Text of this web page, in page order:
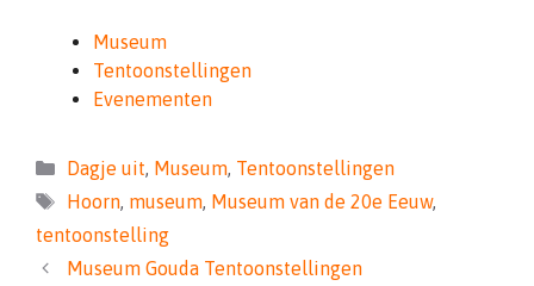
Museum
Tentoonstellingen
Evenementen
Categorieën
Dagje uit, Museum, Tentoonstellingen
Tags
Hoorn, museum, Museum van de 20e Eeuw,
tentoonstelling
Museum Gouda Tentoonstellingen